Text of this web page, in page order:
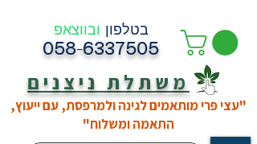
בטלפון ובווצאפ
058-6337505
משתלת ניצנים
"עצי פרי מותאמים לגינה ולמרפסת, עם ייעוץ,
התאמה ומשלוח"